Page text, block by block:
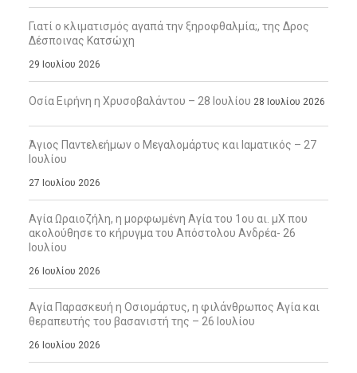
Γιατί ο κλιματισμός αγαπά την ξηροφθαλμία;, της Δρος
Δέσποινας Κατσώχη
29 Ιουλίου 2026
Οσία Ειρήνη η Χρυσοβαλάντου – 28 Ιουλίου 28 Ιουλίου 2026
Άγιος Παντελεήμων ο Μεγαλομάρτυς και Ιαματικός – 27
Ιουλίου
27 Ιουλίου 2026
Αγία Ωραιοζήλη, η μορφωμένη Αγία του 1ου αι. μΧ που
ακολούθησε το κήρυγμα του Απόστολου Ανδρέα- 26
Ιουλίου
26 Ιουλίου 2026
Αγία Παρασκευή η Οσιομάρτυς, η φιλάνθρωπος Αγία και
θεραπευτής του βασανιστή της – 26 Ιουλίου
26 Ιουλίου 2026